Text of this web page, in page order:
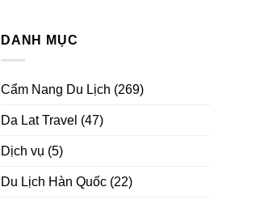
DANH MỤC
Cẩm Nang Du Lịch (269)
Da Lat Travel (47)
Dịch vụ (5)
Du Lịch Hàn Quốc (22)